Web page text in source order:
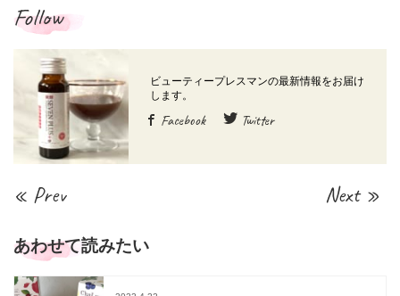
Follow
Facebook Twitter
« Prev Next »
あわせて読みたい